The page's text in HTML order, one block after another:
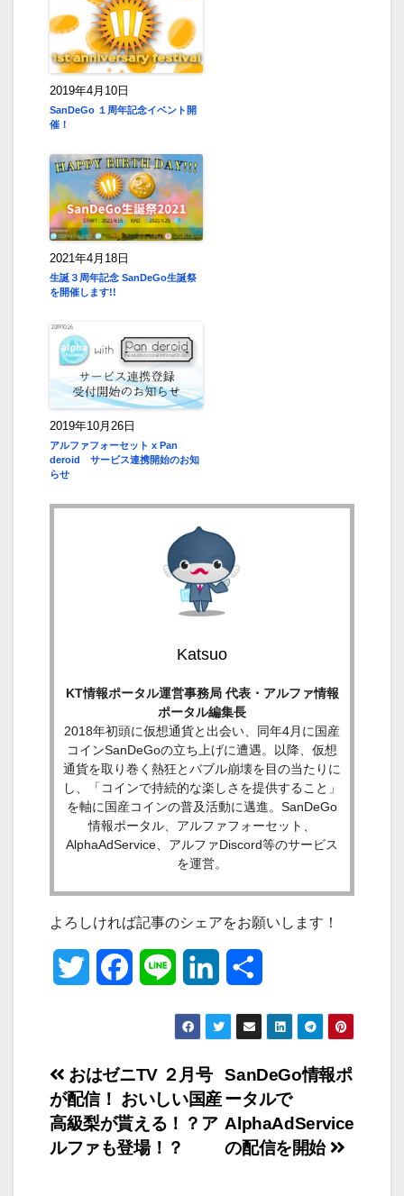
2019年4月10日
SanDeGo １周年記念イベント開
催！
2021年4月18日
生誕３周年記念 SanDeGo生誕祭
を開催します!!
2019年10月26日
アルファフォーセット x Pan
deroid サービス連携開始のお知
らせ
Katsuo
KT情報ポータル運営事務局 代表・アルファ情報
ポータル編集長
2018年初頭に仮想通貨と出会い、同年4月に国産
コインSanDeGoの立ち上げに遭遇。以降、仮想
通貨を取り巻く熱狂とバブル崩壊を目の当たりに
し、「コインで持続的な楽しさを提供すること」
を軸に国産コインの普及活動に邁進。SanDeGo
情報ポータル、アルファフォーセット、
AlphaAdService、アルファDiscord等のサービス
を運営。
よろしければ記事のシェアをお願いします！
t
t
e
e
b
o
n
e
n
k
e
d
投
稿
ナ
SanDeGo情報ポ
ータルで
AlphaAdService
の配信を開始
おはゼニTV ２月号
が配信！ おいしい国産
高級梨が貰える！？ア
ルファも登場！？